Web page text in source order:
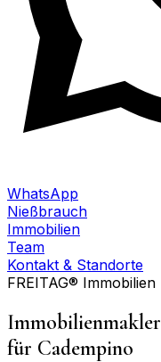
WhatsApp
Nießbrauch
Immobilien
Team
Kontakt & Standorte
FREITAG® Immobilien
Immobilienmakler
für Cadempino